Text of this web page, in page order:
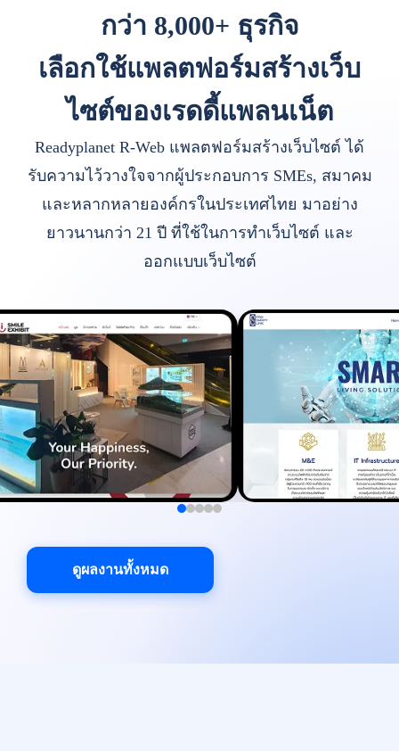
กว่า 8,000+ ธุรกิจ
เลือกใช้แพลตฟอร์มสร้างเว็บ
ไซต์ของเรดดี้แพลนเน็ต
Readyplanet R-Web แพลตฟอร์มสร้างเว็บไซต์ ได้
รับความไว้วางใจจากผู้ประกอบการ SMEs, สมาคม
และหลากหลายองค์กรในประเทศไทย มาอย่าง
ยาวนานกว่า 21 ปี ที่ใช้ในการทำเว็บไซต์ และ
ออกแบบเว็บไซต์
ดูผลงานทั้งหมด